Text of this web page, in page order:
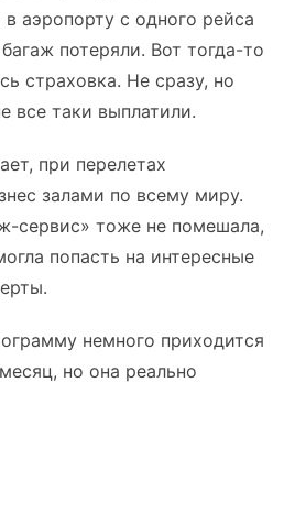
аэропорту с одного рейса
потеряли. Вот тогда-то
страховка. Не сразу, но
все таки выплатили.
при перелетах
залами по всему миру.
сервис» тоже не помешала,
попасть на интересные
немного приходится
но она реально